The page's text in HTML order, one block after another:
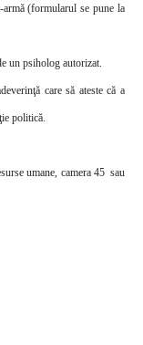
(formularul se pune la
un psiholog autorizat.
care să ateste că a
politică.
umane, camera 45 sau